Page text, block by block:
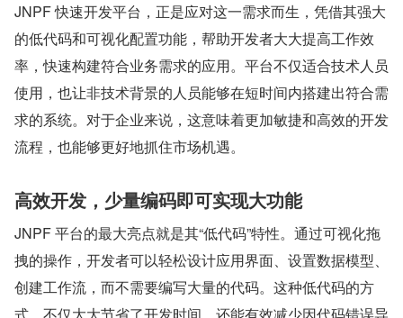
JNPF 快速开发平台，正是应对这一需求而生，凭借其强大
的低代码和可视化配置功能，帮助开发者大大提高工作效
率，快速构建符合业务需求的应用。平台不仅适合技术人员
使用，也让非技术背景的人员能够在短时间内搭建出符合需
求的系统。对于企业来说，这意味着更加敏捷和高效的开发
流程，也能够更好地抓住市场机遇。
高效开发，少量编码即可实现大功能
JNPF 平台的最大亮点就是其“低代码”特性。通过可视化拖
拽的操作，开发者可以轻松设计应用界面、设置数据模型、
创建工作流，而不需要编写大量的代码。这种低代码的方